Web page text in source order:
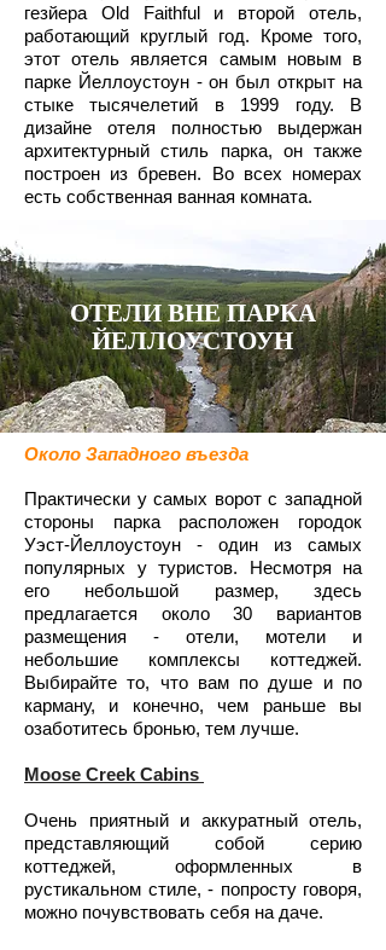
гезйера Old Faithful и второй отель,
работающий круглый год. Кроме того,
этот отель является самым новым в
парке Йеллоустоун - он был открыт на
стыке тысячелетий в 1999 году. В
дизайне отеля полностью выдержан
архитектурный стиль парка, он также
построен из бревен. Во всех номерах
есть собственная ванная комната.
ОТЕЛИ ВНЕ ПАРКА
ЙЕЛЛОУСТОУН
Около Западного въезда
Практически у самых ворот с западной
стороны парка расположен городок
Уэст-Йеллоустоун - один из самых
популярных у туристов. Несмотря на
его небольшой размер, здесь
предлагается около 30 вариантов
размещения - отели, мотели и
небольшие комплексы коттеджей.
Выбирайте то, что вам по душе и по
карману, и конечно, чем раньше вы
озаботитесь бронью, тем лучше.
Moose Creek Cabins
Очень приятный и аккуратный отель,
представляющий собой серию
коттеджей, оформленных в
рустикальном стиле, - попросту говоря,
можно почувствовать себя на даче.